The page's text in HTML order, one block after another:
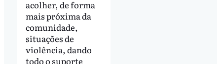
acolher, de forma
mais próxima da
comunidade,
situações de
violência, dando
todo o suporte